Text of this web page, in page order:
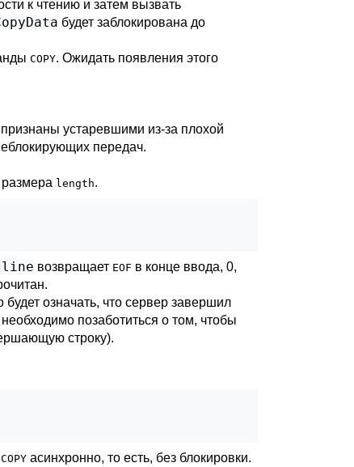
к чтению и затем вызвать
будет заблокирована до
COPY. Ожидать появления этого
устаревшими из-за плохой
передач.
length.
возвращает EOF в конце ввода, 0,
будет означать, что сервер завершил
позаботиться о том, чтобы
строку).
COPY асинхронно, то есть, без блокировки.